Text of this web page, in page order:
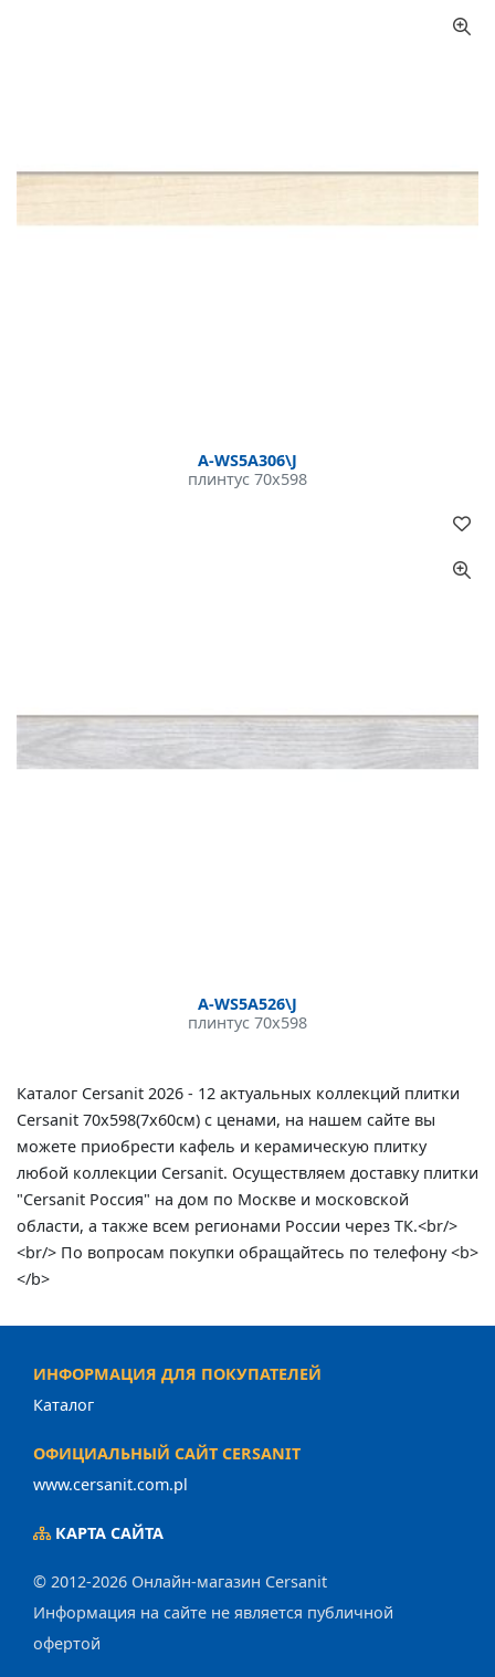
A-WS5A306\J
плинтус 70x598
A-WS5A526\J
плинтус 70x598
Каталог Cersanit 2026 - 12 актуальных коллекций плитки
Cersanit 70x598(7x60см) с ценами, на нашем сайте вы
можете приобрести кафель и керамическую плитку
любой коллекции Cersanit. Осуществляем доставку плитки
"Cersanit Россия" на дом по Москве и московской
области, а также всем регионами России через ТК.<br/>
<br/> По вопросам покупки обращайтесь по телефону <b>
</b>
ИНФОРМАЦИЯ ДЛЯ ПОКУПАТЕЛЕЙ
Каталог
ОФИЦИАЛЬНЫЙ САЙТ CERSANIT
www.cersanit.com.pl
КАРТА САЙТА
© 2012-2026 Онлайн-магазин Cersanit
Информация на сайте не является публичной
офертой